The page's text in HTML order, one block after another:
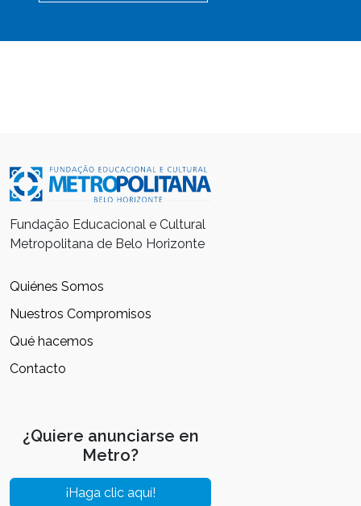
Fundação Educacional e Cultural
Metropolitana de Belo Horizonte
Quiénes Somos
Nuestros Compromisos
Qué hacemos
Contacto
¿Quiere anunciarse en
Metro?
¡Haga clic aquí!